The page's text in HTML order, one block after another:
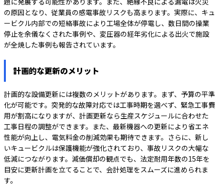
の原因となり、従業員の感電事故リスクも高まります。実際に、キュ
ービクル内部での短絡事故により工場全体が停電し、数日間の操業
停止を余儀なくされた事例や、変圧器の経年劣化による出火で施設
が全焼した事例も報告されています。
計画的な更新のメリット
計画的な設備更新には複数のメリットがあります。まず、予算の平準
化が可能です。突発的な故障対応では工事時期を選べず、緊急工事費
用が割高になりますが、計画更新なら生産スケジュールに合わせた
工事日程の調整ができます。また、最新機器への更新により省エネ
性能が向上し、電気料金の削減効果も期待できます。さらに、新し
いキュービクルは保護機能が強化されており、事故リスクの大幅な
低減につながります。減価償却の観点でも、法定耐用年数の15年を
目安に更新計画を立てることで、会計処理をスムーズに進められま
す。